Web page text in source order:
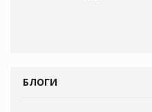
БЛОГИ